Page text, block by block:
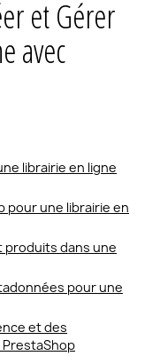
et Gérer
avec
librairie en ligne
pour une librairie en
dans une
pour une
et des